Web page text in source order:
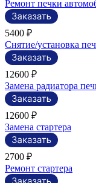
Ремонт печки
5400 ₽
Снятие/установка
12600 ₽
Замена радиатора
12600 ₽
Замена стартера
2700 ₽
Ремонт стартера